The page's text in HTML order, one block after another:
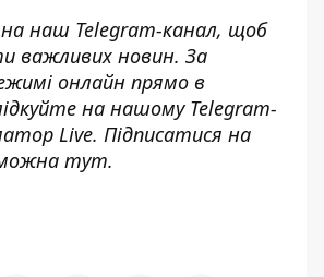
на наш Telegram-канал, щоб
важливих новин. За
онлайн прямо в
на нашому Telegram-
Live. Підписатися на
тут.